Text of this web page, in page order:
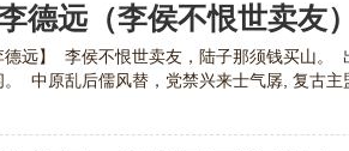
德远（李侯不恨世卖友
德远】 李侯不恨世卖友，陆子那须钱买山。
。 中原乱后儒风替，党禁兴来士气孱, 复古